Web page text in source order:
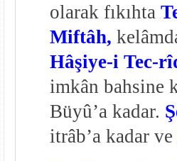
olarak fıkıhta
Miftâh,
Hâşiye-i Tec-
imkân bahsine
Büyû’a kadar.
itrâb’a kadar ve